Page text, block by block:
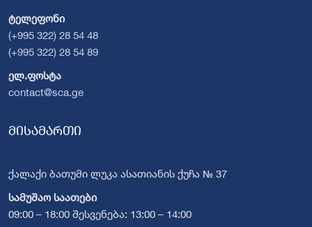
ტელეფონი
(+995 322) 28 54 48
(+995 322) 28 54 89
ელ.ფოსტა
contact@sca.ge
მისამართი
ქალაქი ბათუმი ლუკა ასათიანის ქუჩა № 37
სამუშაო საათები
09:00 – 18:00 შესვენება: 13:00 – 14:00